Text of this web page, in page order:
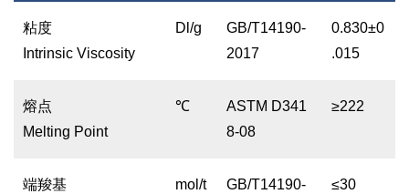
粘度
Intrinsic Viscosity
Dl/g
GB/T14190-
2017
0.830±0
.015
熔点
Melting Point
℃
ASTM D341
8-08
≥222
端羧基
mol/t
GB/T14190-
≤30